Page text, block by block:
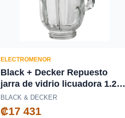
ELECTROMENOR
Black + Decker Repuesto
jarra de vidrio licuadora 1.25L
DuraPro/Ice Crush -
BL2010WG-03LA
BLACK & DECKER
₡17 431